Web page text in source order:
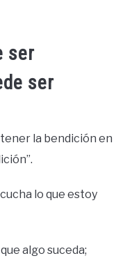
ser
ser
la bendición en
lo que estoy
algo suceda;